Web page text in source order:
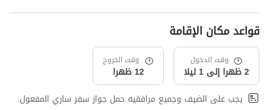
قواعد مكان الإقامة
وقت الدخول
2 ظهرا إلى 1 ليلا
وقت الخروج
12 ظهرا
يجب على الضيف وجميع مرافقيه حمل جواز سفر ساري المفعول.